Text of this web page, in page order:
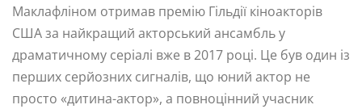
Маклафліном отримав премію Гільдії кіноакторів
США за найкращий акторський ансамбль у
драматичному серіалі вже в 2017 році. Це був один із
перших серйозних сигналів, що юний актор не
просто «дитина-актор», а повноцінний учасник